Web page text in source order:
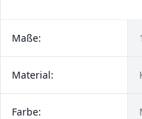
Maße:
Material:
Farbe: